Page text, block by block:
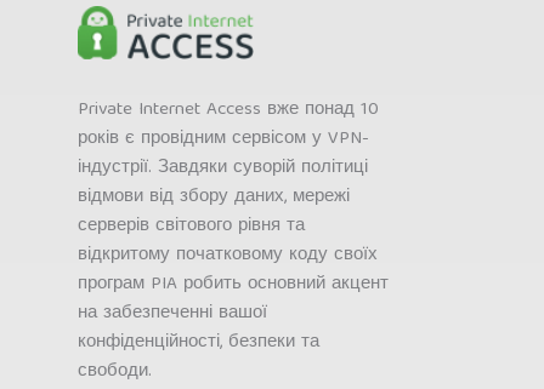
Private Internet Access вже понад 10
років є провідним сервісом у VPN-
індустрії. Завдяки суворій політиці
відмови від збору даних, мережі
серверів світового рівня та
відкритому початковому коду своїх
програм PIA робить основний акцент
на забезпеченні вашої
конфіденційності, безпеки та
свободи.